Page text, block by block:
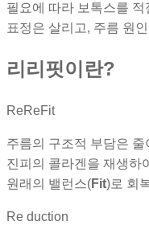
필요에 따라 보톡스를
표정은 살리고, 주름 원
리리핏이란?
ReReFit
주름의 구조적 부담은 줄
진피의 콜라겐을 재생하
원래의 밸런스(Fit)로 회
Re duction